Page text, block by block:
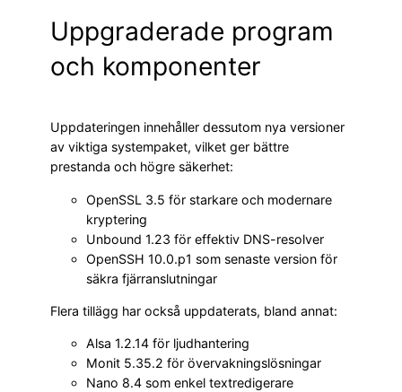
Uppgraderade program
och komponenter
Uppdateringen innehåller dessutom nya versioner
av viktiga systempaket, vilket ger bättre
prestanda och högre säkerhet:
OpenSSL 3.5 för starkare och modernare
kryptering
Unbound 1.23 för effektiv DNS-resolver
OpenSSH 10.0.p1 som senaste version för
säkra fjärranslutningar
Flera tillägg har också uppdaterats, bland annat:
Alsa 1.2.14 för ljudhantering
Monit 5.35.2 för övervakningslösningar
Nano 8.4 som enkel textredigerare